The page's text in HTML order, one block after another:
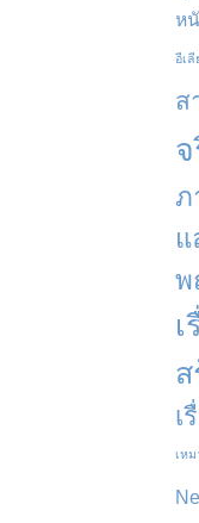
ห
อีเลี
ส
ภ
แ
พ
เ
เห